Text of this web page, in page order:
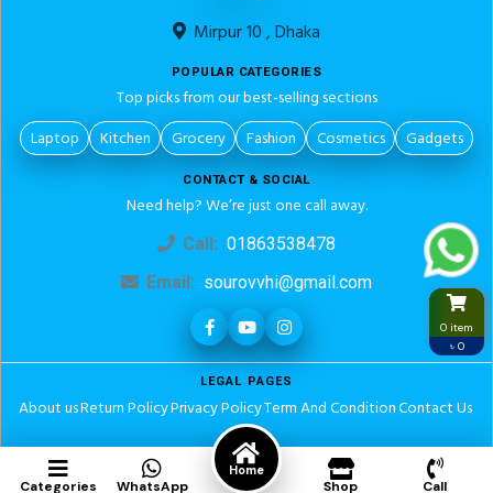
0 item
৳ 0
Mirpur 10 , Dhaka
POPULAR CATEGORIES
Top picks from our best-selling sections
Laptop
Kitchen Grocery Fashion Cosmetics Gadgets
CONTACT & SOCIAL
Need help? We’re just one call away.
Call: 01863538478
Email: sourovvhi@gmail.com
LEGAL PAGES
About usReturn PolicyPrivacy PolicyTerm And ConditionContact Us
© 2026. All rights reserved. Design & Development by Royelwellness
Categories WhatsApp
Home
Shop Call